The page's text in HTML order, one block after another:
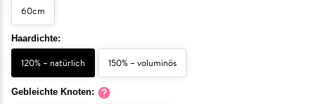
60cm
Haardichte:
120% – natürlich 150% – voluminös
Gebleichte Knoten: